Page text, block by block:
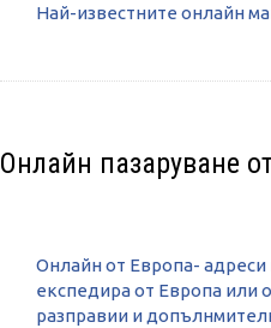
Най-известните онлайн
Онлайн пазаруване
Онлайн от Европа-
експедира от Европа или
разправии и